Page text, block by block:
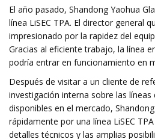
El año pasado, Shandong Yaohua
línea LiSEC TPA. El director general
impresionado por la rapidez del
Gracias al eficiente trabajo, la línea
podría entrar en funcionamiento en
Después de visitar a un cliente de
investigación interna sobre las líneas
disponibles en el mercado,
rápidamente por una línea LiSEC
detalles técnicos y las amplias